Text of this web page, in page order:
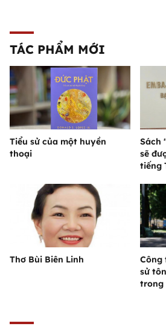
TÁC PHẨM MỚI
Tiểu sử của một huyền
thoại
Sách
sẽ
tiếng
Thơ Bùi Biên Linh
Công
sử
trong